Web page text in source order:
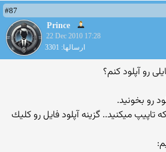
#87
Prince
22 Dec 2010 17:28
ارسالها: 3301
رو بخونید.
تاپیپ میكنید.. گزینه آپلود فایل رو كلیك